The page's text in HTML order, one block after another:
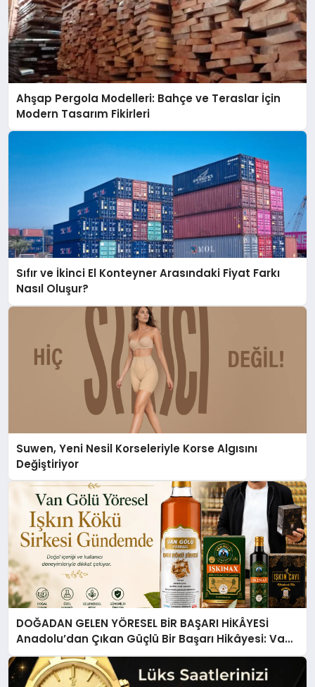
Ahşap Pergola Modelleri: Bahçe ve Teraslar İçin
Modern Tasarım Fikirleri
Sıfır ve İkinci El Konteyner Arasındaki Fiyat Farkı
Nasıl Oluşur?
Suwen, Yeni Nesil Korseleriyle Korse Algısını
Değiştiriyor
DOĞADAN GELEN YÖRESEL BİR BAŞARI HİKÂYESİ
Anadolu’dan Çıkan Güçlü Bir Başarı Hikâyesi: Van
Gölü Yöresel Işkın Kökü Sirkesi